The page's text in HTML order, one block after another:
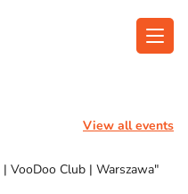
View all events
| VooDoo Club | Warszawa"